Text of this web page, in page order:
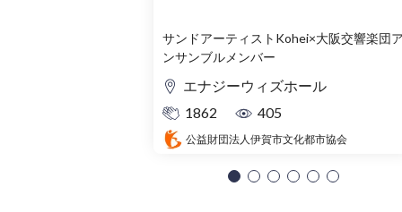
サンドアーティストKohei×大阪交響楽団
ンサンブルメンバー
エナジーウィズホール
1862
405
公益財団法人伊賀市文化都市協会